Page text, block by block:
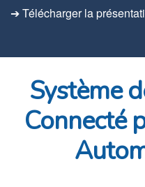
➔ Télécharger la
Système
Connecté